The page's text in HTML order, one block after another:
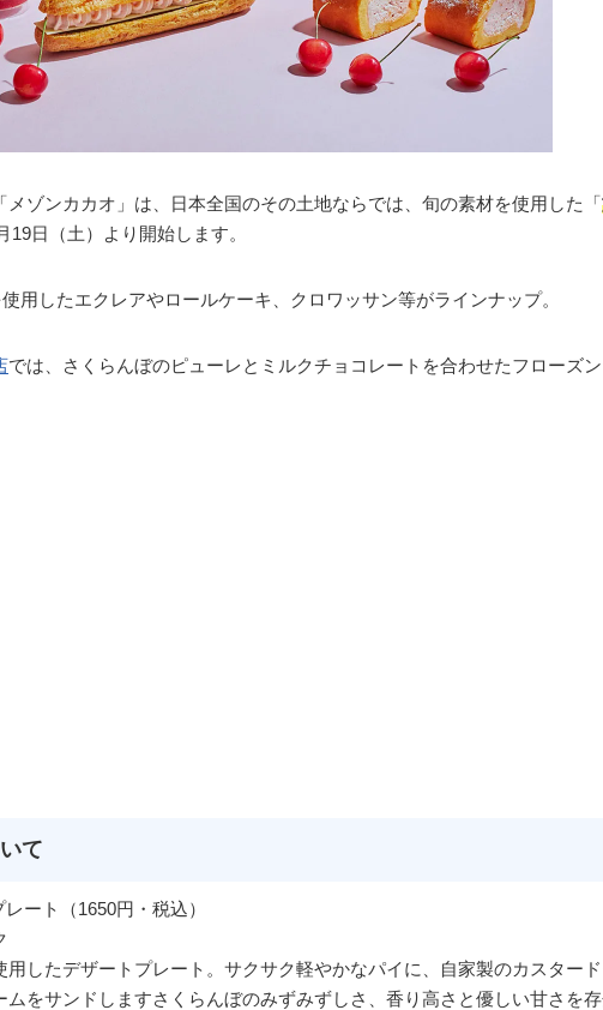
ゾンカカオ」は、日本全国のその土地ならでは、旬の素材を使用した「
19日（土）より開始します。
使用したエクレアやロールケーキ、クロワッサン等がラインナップ。
では、さくらんぼのピューレとミルクチョコレートを合わせたフローズ
て
ート（1650円・税込）
したデザートプレート。サクサク軽やかなパイに、自家製のカスタード
ムをサンドしますさくらんぼのみずみずしさ、香り高さと優しい甘さを